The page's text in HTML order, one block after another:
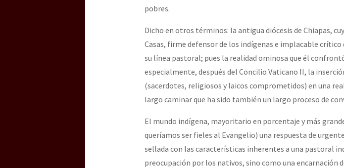
pobres.
Dicho en otros términos: la antigua diócesis de Chiapas,
Casas, firme defensor de los indígenas e implacable
su línea pastoral; pues la realidad ominosa que él
especialmente, después del Concilio Vaticano II, la
(sacerdotes, religiosos y laicos comprometidos) en una
largo caminar que ha sido también un largo proceso de
El mundo indígena, mayoritario en porcentaje y más
queríamos ser fieles al Evangelio) una respuesta de
sellada con las características inherentes a una pastoral
preocupación por los nativos, sino como una encarnación